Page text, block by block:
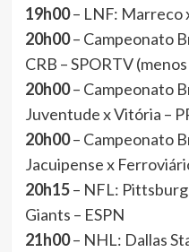
19h00– LNF: Marreco
20h00– Campeonato
CRB – SPORTV
20h00– Campeonato
Juventude x Vitória –
20h00– Campeonato
Jacuipense x
20h15– NFL:
Giants – ESPN
21h00– NHL: Dallas